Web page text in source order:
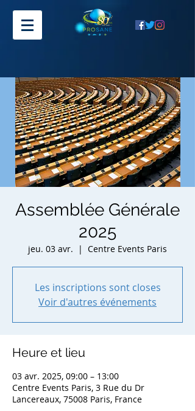
Assemblée Générale
2025
jeu. 03 avr.
  |
Centre Events Paris
Les inscriptions sont closes
Voir d'autres événements
Heure et lieu
03 avr. 2025, 09:00 – 13:00
Centre Events Paris, 3 Rue du Dr
Lancereaux, 75008 Paris, France